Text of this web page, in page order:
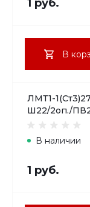
1 руб.
В
ЛМТ1-
Ш22/2оп./ПВ2
В наличии
1 руб.